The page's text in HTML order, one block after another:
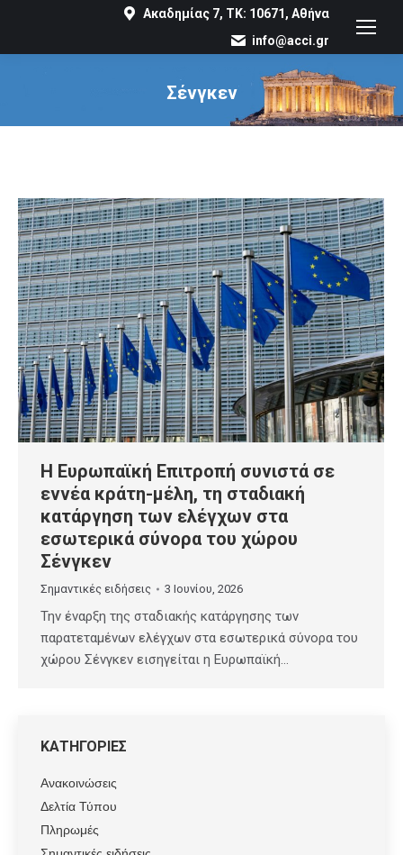
Ακαδημίας 7, ΤΚ: 10671, Αθήνα
info@acci.gr
Σένγκεν
You are here:
Η Ευρωπαϊκή Επιτροπή συνιστά σε
εννέα κράτη-μέλη, τη σταδιακή
κατάργηση των ελέγχων στα
εσωτερικά σύνορα του χώρου
Σένγκεν
Σημαντικές ειδήσεις 3 Ιουνίου, 2026
Την έναρξη της σταδιακής κατάργησης των
παρατεταμένων ελέγχων στα εσωτερικά σύνορα του
χώρου Σένγκεν εισηγείται η Ευρωπαϊκή…
ΚΑΤΗΓΟΡΙΕΣ
Ανακοινώσεις
Δελτία Τύπου
Πληρωμές